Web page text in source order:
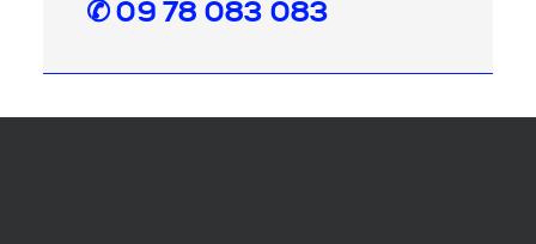
✆ 09 78 083 083